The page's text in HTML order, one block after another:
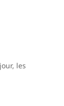
les